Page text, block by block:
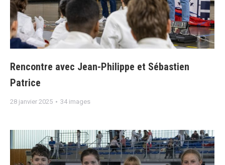
Rencontre avec Jean-Philippe et Sébastien
Patrice
28 janvier 2025 34 images